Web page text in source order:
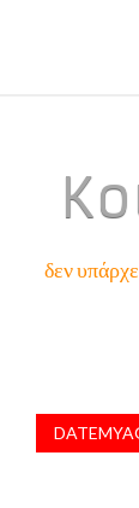
δεν